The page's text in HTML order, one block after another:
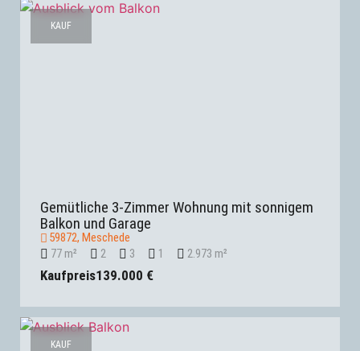
KAUF
Gemütliche 3-Zimmer Wohnung mit sonnigem
Balkon und Garage
59872, Meschede
77 m²
2 3 1 2.973 m²
Kaufpreis139.000 €
KAUF